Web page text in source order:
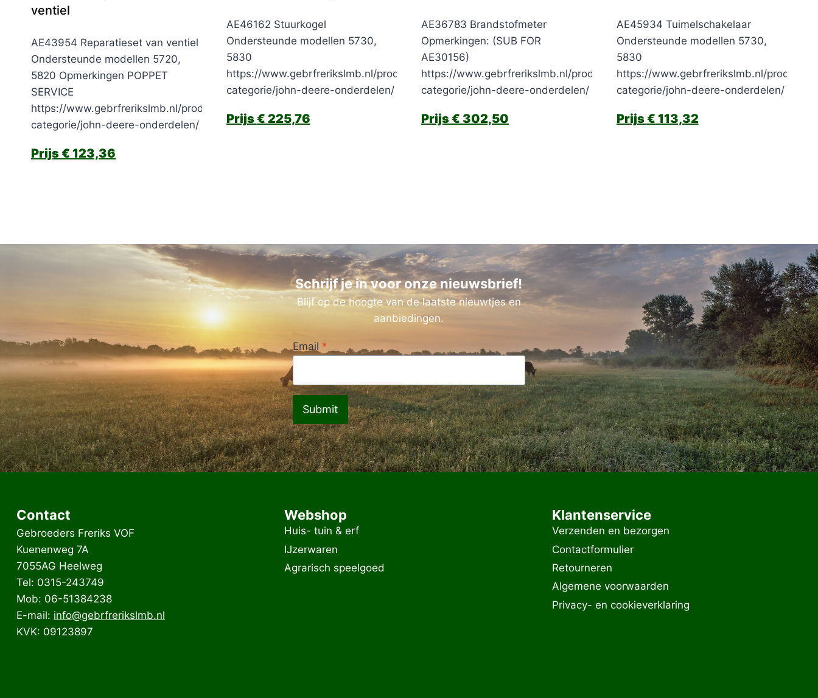
ventiel
AE43954 Reparatieset van ventiel
Ondersteunde modellen 5720,
5820 Opmerkingen POPPET
SERVICE
https://www.gebrfrerikslmb.nl/product-
categorie/john-deere-onderdelen/
€ 123,36
AE46162 Stuurkogel
Ondersteunde modellen 5730,
5830
https://www.gebrfrerikslmb.nl/product-
categorie/john-deere-onderdelen/
€ 225,76
AE36783 Brandstofmeter
Opmerkingen: (SUB FOR
AE30156)
https://www.gebrfrerikslmb.nl/product-
categorie/john-deere-onderdelen/
€ 302,50
AE45934 Tuimelschakelaar
Ondersteunde modellen 5730,
5830
https://www.gebrfrerikslmb.nl/product-
categorie/john-deere-onderdelen/
€ 113,32
Schrijf je in voor onze nieuwsbrief!
Blijf op de hoogte van de laatste nieuwtjes en
aanbiedingen.
Email *
Submit
Contact
Gebroeders Freriks VOF
Kuenenweg 7A
7055AG Heelweg
Tel: 0315-243749
Mob: 06-51384238
E-mail: info@gebrfrerikslmb.nl
KVK: 09123897
Webshop
Huis- tuin & erf
IJzerwaren
Agrarisch speelgoed
Klantenservice
Verzenden en bezorgen
Contactformulier
Retourneren
Algemene voorwaarden
Privacy- en cookieverklaring